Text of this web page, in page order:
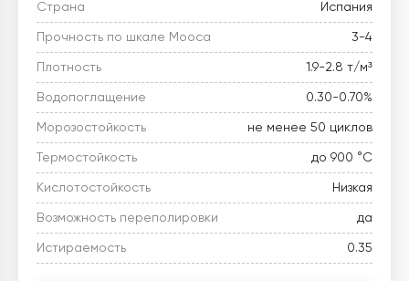
Страна Испания
Прочность по шкале Мооса 3-4
Плотность 1.9-2.8 т/м³
Водопоглащение 0.30-0.70%
Морозостойкость не менее 50 циклов
Термостойкость до 900 °C
Кислотостойкость Низкая
Возможность переполировки да
Истираемость 0.35